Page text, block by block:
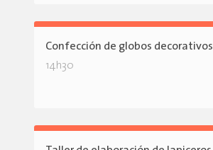
Confección de globos decorativos
14h30